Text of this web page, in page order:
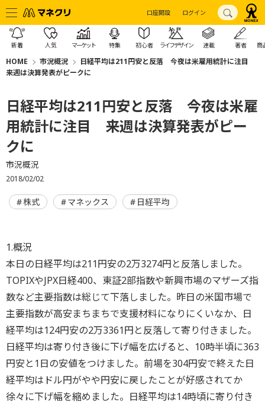
口座開設 ログイン
新着 人気 マーケット 特集 初心者 ライフデザイン 連載 著者 商
HOME 市況概況
日経平均は211円安と反落 今夜は米雇用統計に注目
来週は決算発表がピークに
日経平均は211円安と反落 今夜は米雇
用統計に注目 来週は決算発表がピー
クに
市況概況
2018/02/02
株式 マネックス 日経平均
1.概況
本日の日経平均は211円安の2万3274円と反落しました。
TOPIXやJPX日経400、東証2部指数や新興市場のマザーズ指
数など主要指数は総じて下落しました。昨日の米国市場で
主要指数が高安まちまちで支援材料になりにくいなか、日
経平均は124円安の2万3361円と反落して寄り付きました。
日経平均は寄り付き後に下げ幅を広げると、10時半頃に363
円安と1日の安値をつけました。前場を304円安で終えた日
経平均はドル円がやや円安に戻したことが好感されてか
徐々に下げ幅を縮めました。日経平均は14時頃に寄り付き